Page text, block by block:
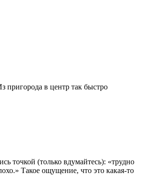
пригорода в центр так быстро
точкой (только вдумайтесь): «трудно
Такое ощущение, что это какая-то